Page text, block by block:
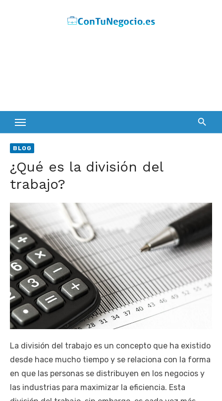
BLOG
¿Qué es la división del
trabajo?
La división del trabajo es un concepto que ha existido
desde hace mucho tiempo y se relaciona con la forma
en que las personas se distribuyen en los negocios y
las industrias para maximizar la eficiencia. Esta